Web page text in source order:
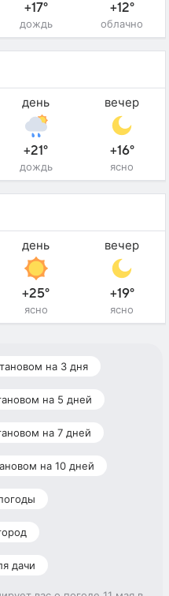
+17°
дождь
+12°
облачно
день
+21°
дождь
вечер
+16°
ясно
день
+25°
ясно
вечер
+19°
ясно
на 3 дня
на 5 дней
на 7 дней
на 10 дней
дачи